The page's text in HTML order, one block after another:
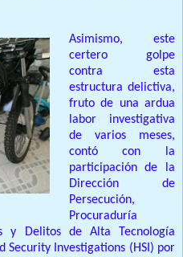
Asimismo, este
certero golpe
contra esta
estructura delictiva,
fruto de una ardua
labor investigativa
de varios meses,
contó con la
participación de la
Dirección de
Persecución,
Procuraduría
y Delitos de Alta Tecnología
Security Investigations (HSI) por